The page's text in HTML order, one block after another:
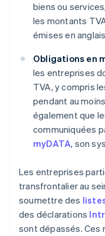
biens ou
les montants
émises en
Obligations en
les entreprises
TVA, y compris
pendant au moins
également que
communiquées
myDATA, son
Les entreprises
transfrontalier au
soumettre des
des déclarations
sont dépassés.